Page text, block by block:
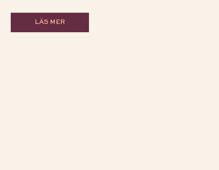
LÄS MER